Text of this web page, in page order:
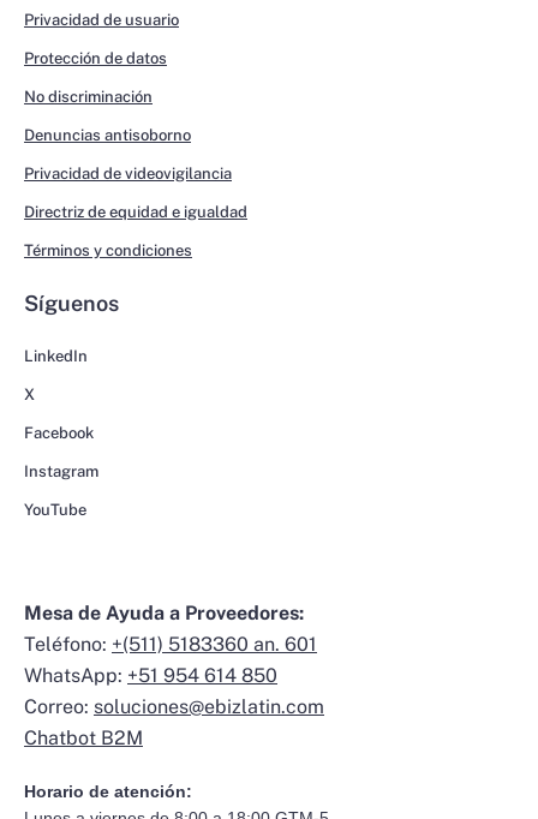
Privacidad de usuario
Protección de datos
No discriminación
Denuncias antisoborno
Privacidad de videovigilancia
Directriz de equidad e igualdad
Términos y condiciones
Síguenos
LinkedIn
X
Facebook
Instagram
YouTube
Mesa de Ayuda a Proveedores:
Teléfono: +(511) 5183360 an. 601
WhatsApp: +51 954 614 850
Correo: soluciones@ebizlatin.com
Chatbot B2M
Horario de atención: